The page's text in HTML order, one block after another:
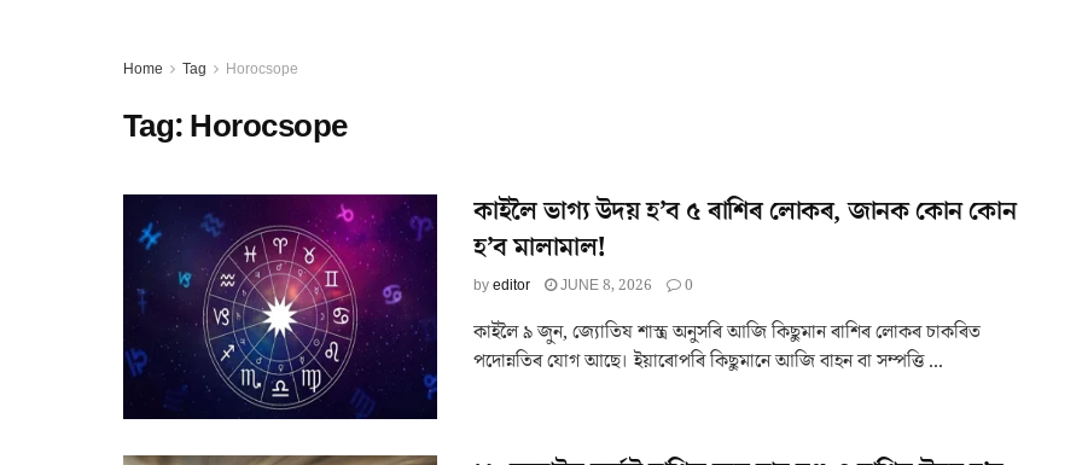
Home Tag Horocsope
Tag:Horocsope
কাইলৈ ভাগ্য উদয় হ’ব ৫ ৰাশিৰ লোকৰ, জানক কোন কোন
হ’ব মালামাল!
byeditor JUNE 8, 2026 0
কাইলৈ ৯ জুন, জ্যোতিষ শাস্ত্ৰ অনুসৰি আজি কিছুমান ৰাশিৰ লোকৰ চাকৰিত
পদোন্নতিৰ যোগ আছে। ইয়াৰোপৰি কিছুমানে আজি বাহন বা সম্পত্তি ...